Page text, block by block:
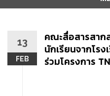
content
13
FEB
คณะสื่อสารสาก
นักเรียนจากโรง
ร่วมโครงการ